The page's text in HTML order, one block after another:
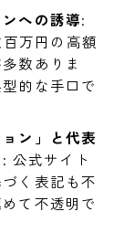
への誘導:
万円の高額
数ありま
的な手口で
ン」と代表
: 公式サイト
く表記も不
て不透明で